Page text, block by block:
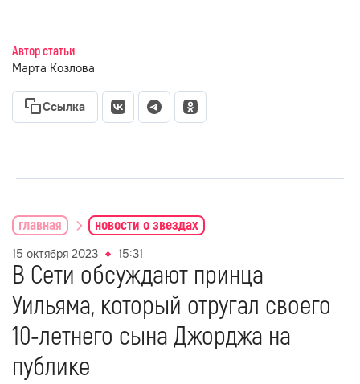
Автор статьи
Марта Козлова
Ссылка
главная новости о звездах
15 октября 2023 15:31
В Сети обсуждают принца
Уильяма, который отругал своего
10-летнего сына Джорджа на
публике